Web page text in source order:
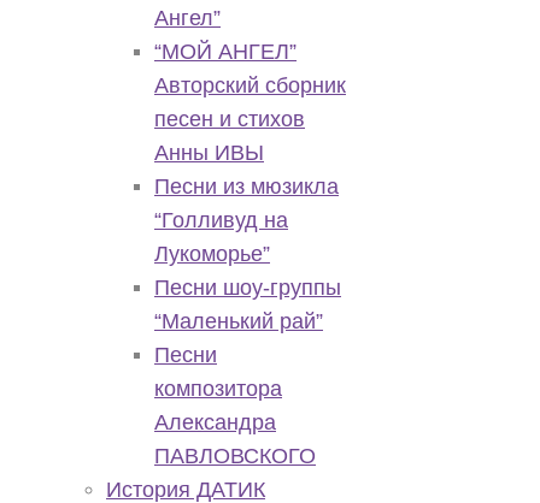
Ангел”
“МОЙ АНГЕЛ”
Авторский сборник
песен и стихов
Анны ИВЫ
Песни из мюзикла
“Голливуд на
Лукоморье”
Песни шоу-группы
“Маленький рай”
Песни
композитора
Александра
ПАВЛОВСКОГО
История ДАТИК